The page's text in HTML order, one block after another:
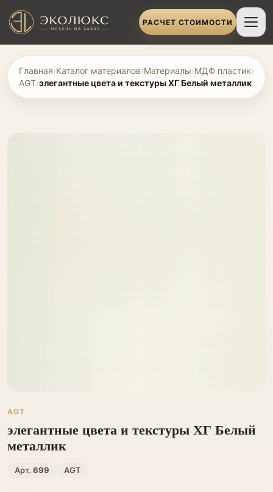
РАСЧЕТ СТОИМОСТИ
Главная›Каталог материалов›Материалы›МДФ пластик›
AGT›элегантные цвета и текстуры ХГ Белый металлик
AGT
элегантные цвета и текстуры ХГ Белый
металлик
Арт. 699 AGT